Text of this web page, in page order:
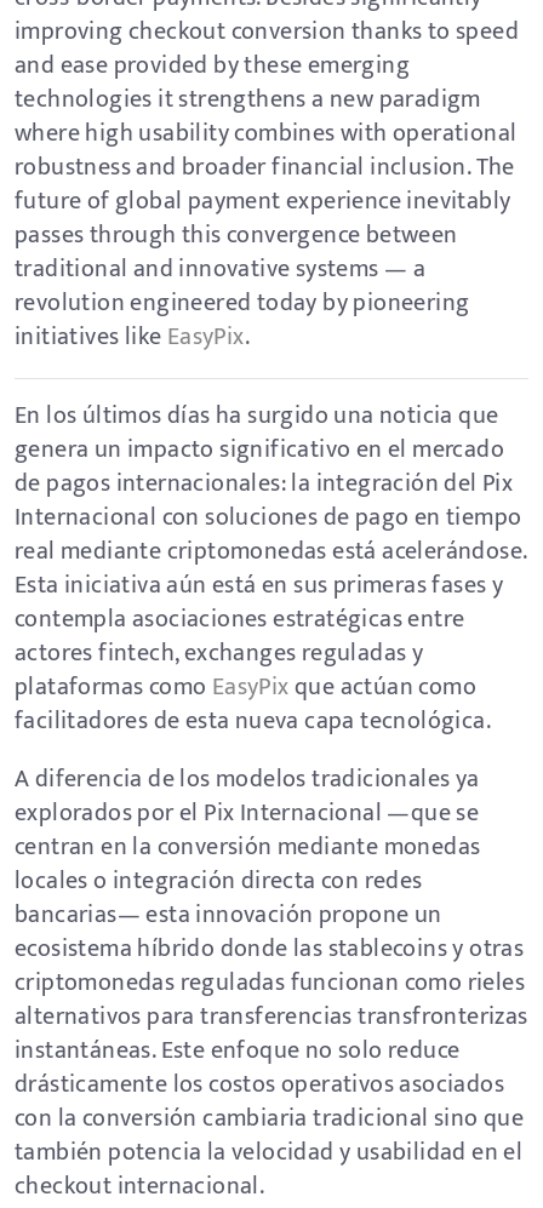
improving checkout conversion thanks to speed
and ease provided by these emerging
technologies it strengthens a new paradigm
where high usability combines with operational
robustness and broader financial inclusion. The
future of global payment experience inevitably
passes through this convergence between
traditional and innovative systems — a
revolution engineered today by pioneering
initiatives likeEasyPix.
En los últimos días ha surgido una noticia que
genera un impacto significativo en el mercado
de pagos internacionales: la integración del Pix
Internacional con soluciones de pago en tiempo
real mediante criptomonedas está acelerándose.
Esta iniciativa aún está en sus primeras fases y
contempla asociaciones estratégicas entre
actores fintech, exchanges reguladas y
plataformas como EasyPixque actúan como
facilitadores de esta nueva capa tecnológica.
A diferencia de los modelos tradicionales ya
explorados por el Pix Internacional —que se
centran en la conversión mediante monedas
locales o integración directa con redes
bancarias— esta innovación propone un
ecosistema híbrido donde las stablecoins y otras
criptomonedas reguladas funcionan como rieles
alternativos para transferencias transfronterizas
instantáneas. Este enfoque no solo reduce
drásticamente los costos operativos asociados
con la conversión cambiaria tradicional sino que
también potencia la velocidad y usabilidad en el
checkout internacional.